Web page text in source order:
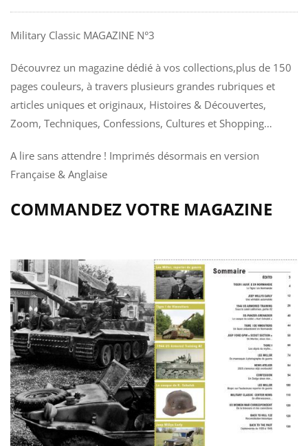
Military Classic MAGAZINE N°3
Découvrez un magazine dédié à vos collections,plus de 150
pages couleurs, à travers plusieurs grandes rubriques et
articles uniques et originaux, Histoires & Découvertes,
Zoom, Techniques, Confessions, Cultures et Shopping…
A lire sans attendre ! Imprimés désormais en version
Française & Anglaise
COMMANDEZ VOTRE MAGAZINE